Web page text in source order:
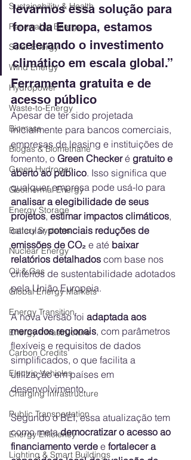
Sustainability & Health
Renewable Energy
Solar Energy
Wind Energy
Hydropower
Waste-to-Energy
Biomass
Biogas & Biomethane
Green Hydrogen
Geothermal Energy
Energy Storage
Battery Systems
Nuclear Energy
Oil & Gas
Global Energy Markets
Energy Transition
Energy Infrastructure
Carbon Credits
Electric Vehicles
Charging Infrastructure
Public Transportation
Energy Efficiency
Lighting & Smart Buildings
levarmos essa solução para
fora da Europa, estamos
acelerando o investimento
climático em escala global.”
Ferramenta gratuita e de
acesso público
Apesar de ter sido projetada
inicialmente para bancos comerciais,
empresas de leasing e instituições de
fomento, o Green Checker é gratuito e
aberto ao público. Isso significa que
qualquer empresa pode usá-lo para
analisar a elegibilidade de seus
projetos, estimar impactos climáticos,
calcular potenciais reduções de
emissões de CO₂ e até baixar
relatórios detalhados com base nos
critérios de sustentabilidade adotados
pela União Europeia.
A nova versão foi adaptada aos
mercados regionais, com parâmetros
flexíveis e requisitos de dados
simplificados, o que facilita a
utilização em países em
desenvolvimento.
Segundo o BEI, essa atualização tem
como meta democratizar o acesso ao
financiamento verde e fortalecer a